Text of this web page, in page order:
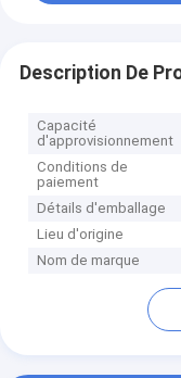
Description De
Capacité
d'approvisionnement
Conditions de
paiement
Détails d'emballage
Lieu d'origine
Nom de marque